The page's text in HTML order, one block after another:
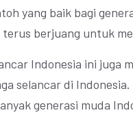
yang baik bagi
berjuang untuk
Indonesia ini juga
selancar di
generasi muda